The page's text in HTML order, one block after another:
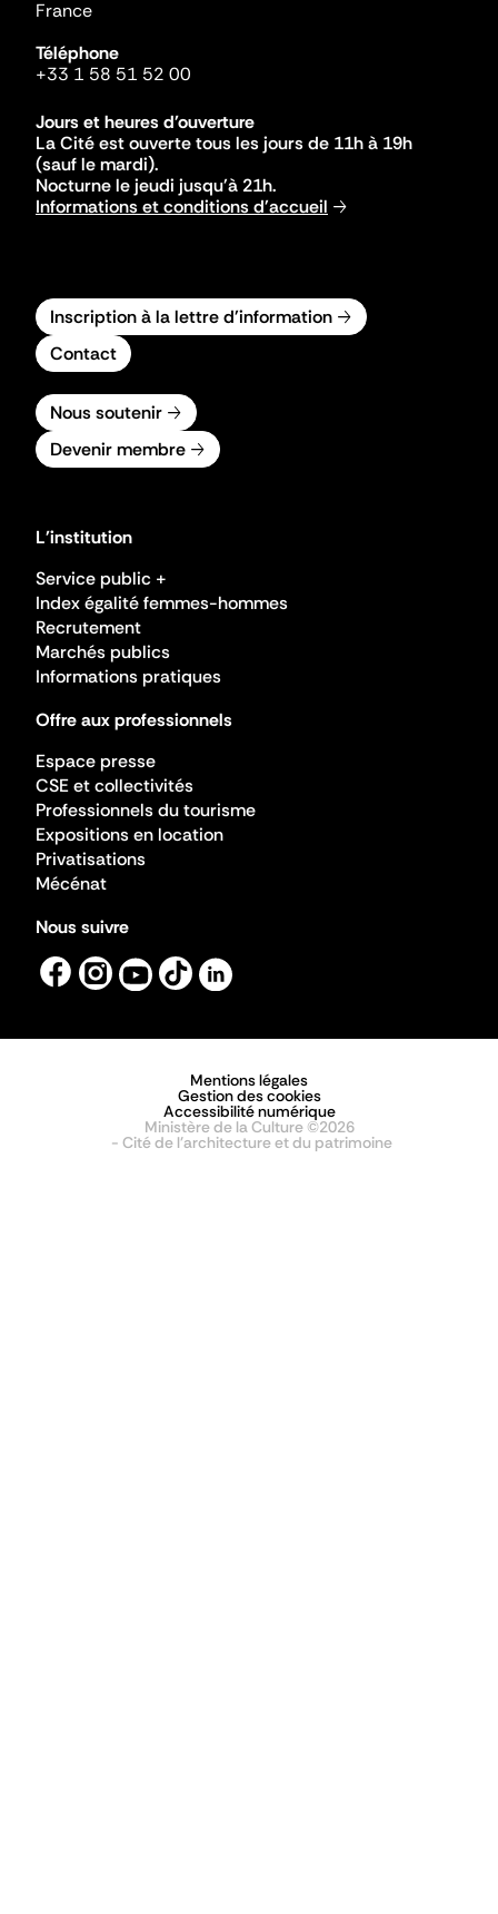
France
Téléphone
+33 1 58 51 52 00
Jours et heures d'ouverture
La Cité est ouverte tous les jours de 11h à 19h
(sauf le mardi).
Nocturne le jeudi jusqu'à 21h.
Informations et conditions d'accueil
Inscription à la lettre d'information
Contact
Nous soutenir
Devenir membre
L'institution
Service public +
Index égalité femmes-hommes
Recrutement
Marchés publics
Informations pratiques
Offre aux professionnels
Espace presse
CSE et collectivités
Professionnels du tourisme
Expositions en location
Privatisations
Mécénat
Nous suivre
Mentions légales
Gestion des cookies
Accessibilité numérique
Ministère de la Culture ©2026
- Cité de l'architecture et du patrimoine